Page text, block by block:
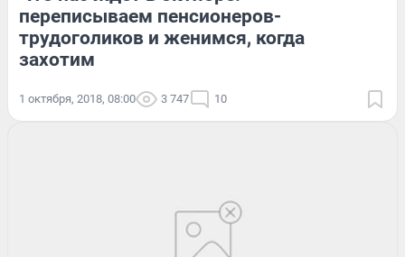
переписываем пенсионеров-
трудоголиков и женимся, когда
захотим
1 октября, 2018, 08:00 3 747 10